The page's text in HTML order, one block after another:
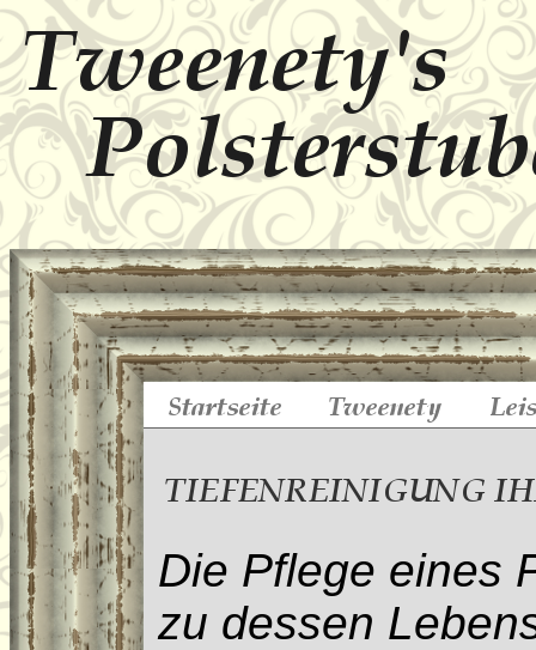
Die Pflege eines
zu dessen